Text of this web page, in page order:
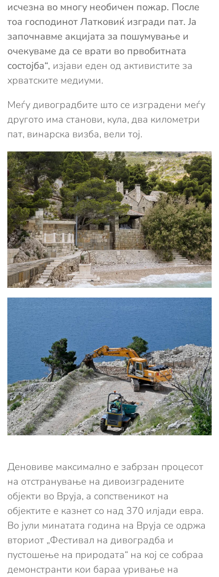
исчезна во многу необичен пожар. После
тоа господинот Латковиќ изгради пат. Ја
започнавме акцијата за пошумување и
очекуваме да се врати во првобитната
состојба“, изјави еден од активистите за
хрватските медиуми.
Меѓу дивоградбите што се изградени меѓу
другото има станови, кула, два километри
пат, винарска визба, вели тој.
Деновиве максимално е забрзан процесот
на отстранување на дивоизградените
објекти во Вруја, а сопственикот на
објектите е казнет со над 370 илјади евра.
Во јули минатата година на Вруја се одржа
вториот „Фестивал на дивоградба и
пустошење на природата“ на кој се собраа
демонстранти кои бараа уривање на